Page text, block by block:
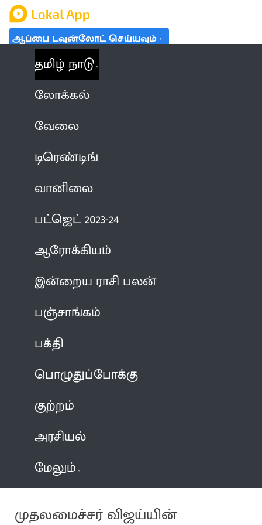
ஆப்பை டவுன்லோட் செய்யவும்
தமிழ் நாடு
லோக்கல்
வேலை
டிரெண்டிங்
வானிலை
பட்ஜெட் 2023-24
ஆரோக்கியம்
இன்றைய ராசி பலன்
பஞ்சாங்கம்
பக்தி
பொழுதுப்போக்கு
குற்றம்
அரசியல்
மேலும்
முதலமைச்சர் விஜய்யின்